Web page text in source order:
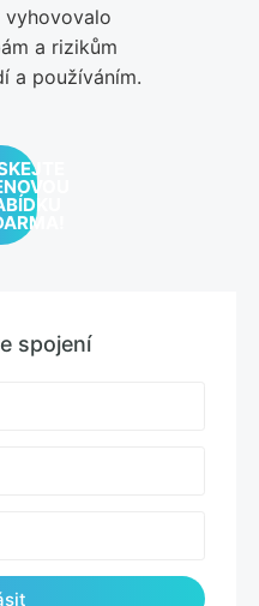
a rizikům
a používáním.
spojení